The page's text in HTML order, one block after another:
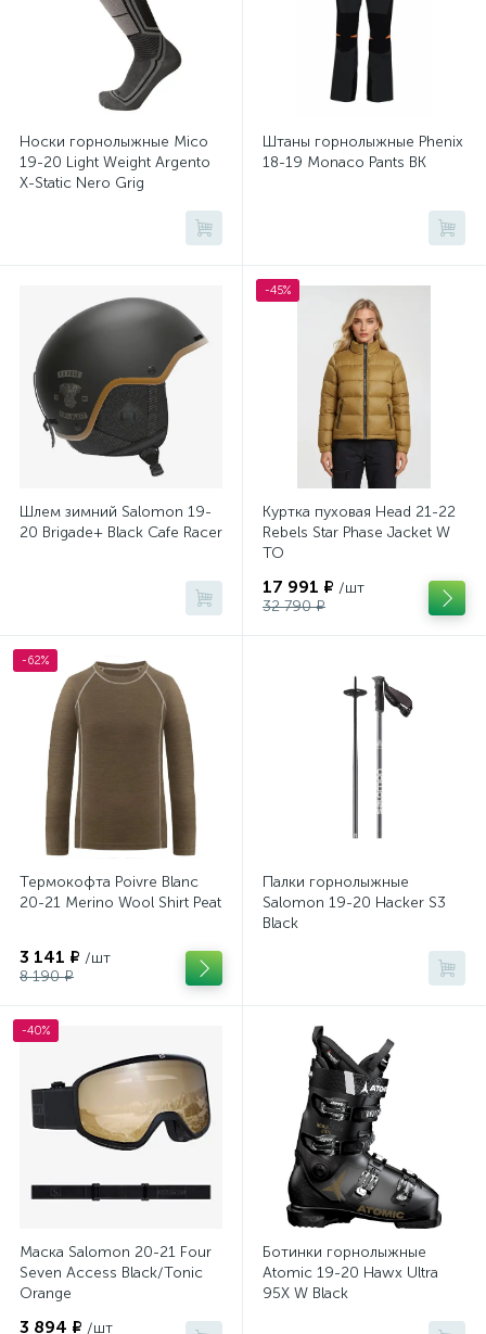
Носки горнолыжные Mico
19-20 Light Weight Argento
X-Static Nero Grig
Штаны горнолыжные Phenix
18-19 Monaco Pants BK
Шлем зимний Salomon 19-
20 Brigade+ Black Cafe Racer
-45%
Куртка пуховая Head 21-22
Rebels Star Phase Jacket W
TO
17 991 ₽ /шт
32 790 ₽
-62%
Термокофта Poivre Blanc
20-21 Merino Wool Shirt Peat
3 141 ₽ /шт
8 190 ₽
Палки горнолыжные
Salomon 19-20 Hacker S3
Black
-40%
Маска Salomon 20-21 Four
Seven Access Black/Tonic
Orange
3 894 ₽ /шт
Ботинки горнолыжные
Atomic 19-20 Hawx Ultra
95X W Black